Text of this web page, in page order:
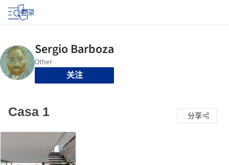
登录
关注
Casa 1 分享